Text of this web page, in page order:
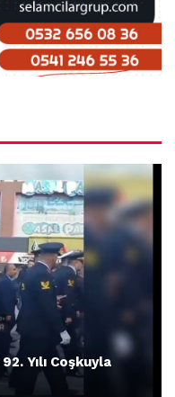
Yılı Coşkuyla